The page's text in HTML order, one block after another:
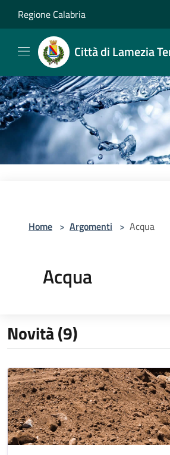
Regione Calabria
Città di Lamezia
Home > Argomenti > Acqua
Acqua
Novità (9)